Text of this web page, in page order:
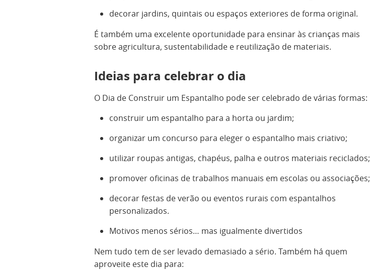
decorar jardins, quintais ou espaços exteriores de forma original.
É também uma excelente oportunidade para ensinar às crianças mais
sobre agricultura, sustentabilidade e reutilização de materiais.
Ideias para celebrar o dia
O Dia de Construir um Espantalho pode ser celebrado de várias formas:
construir um espantalho para a horta ou jardim;
organizar um concurso para eleger o espantalho mais criativo;
utilizar roupas antigas, chapéus, palha e outros materiais reciclados;
promover oficinas de trabalhos manuais em escolas ou associações;
decorar festas de verão ou eventos rurais com espantalhos
personalizados.
Motivos menos sérios… mas igualmente divertidos
Nem tudo tem de ser levado demasiado a sério. Também há quem
aproveite este dia para: